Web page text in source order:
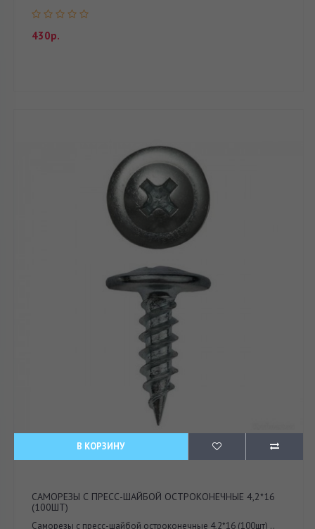
430р.
В КОРЗИНУ
САМОРЕЗЫ С ПРЕСС-ШАЙБОЙ ОСТРОКОНЕЧНЫЕ 4,2*16
(100ШТ)
Саморезы с пресс-шайбой остроконечные 4,2*16 (100шт) ..